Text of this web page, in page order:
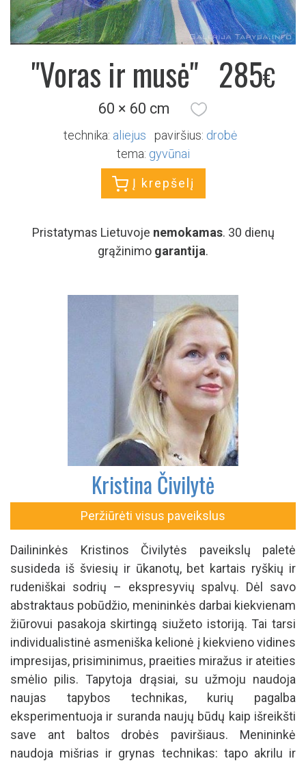
"Voras ir musė" 285€
60 × 60 cm
technika: aliejus paviršius: drobė
tema: gyvūnai
Į krepšelį
Pristatymas Lietuvoje nemokamas. 30 dienų
grąžinimo garantija.
Kristina Čivilytė
Peržiūrėti visus paveikslus
Dailininkės Kristinos Čivilytės paveikslų paletė
susideda iš šviesių ir ūkanotų, bet kartais ryškių ir
rudeniškai sodrių – ekspresyvių spalvų. Dėl savo
abstraktaus pobūdžio, menininkės darbai kiekvienam
žiūrovui pasakoja skirtingą siužeto istoriją. Tai tarsi
individualistinė asmeniška kelionė į kiekvieno vidines
impresijas, prisiminimus, praeities miražus ir ateities
smėlio pilis. Tapytoja drąsiai, su užmoju naudoja
naujas tapybos technikas, kurių pagalba
eksperimentuoja ir suranda naujų būdų kaip išreikšti
save ant baltos drobės paviršiaus. Menininkė
naudoja mišrias ir grynas technikas: tapo akrilu ir